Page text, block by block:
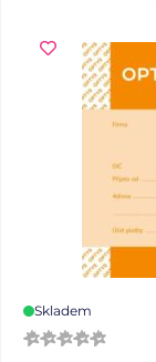
Skladem